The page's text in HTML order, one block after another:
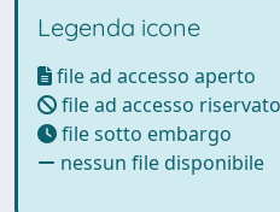
Legenda icone
file ad accesso aperto
file ad accesso riservato
file sotto embargo
nessun file disponibile